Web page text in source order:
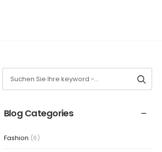
Blog Categories
Fashion (6)